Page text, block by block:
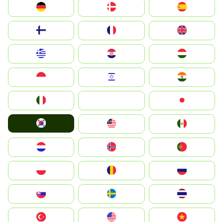
Deutschland
United Kingdom
Magyarország
South Korea
United States